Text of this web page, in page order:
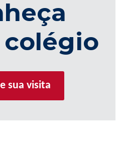
colégio
sua visita